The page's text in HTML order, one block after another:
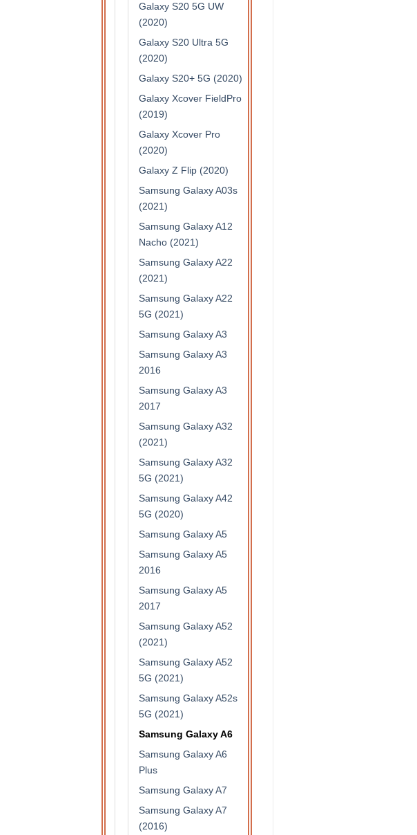
Galaxy S20 5G UW
(2020)
Galaxy S20 Ultra 5G
(2020)
Galaxy S20+ 5G (2020)
Galaxy Xcover FieldPro
(2019)
Galaxy Xcover Pro
(2020)
Galaxy Z Flip (2020)
Samsung Galaxy A03s
(2021)
Samsung Galaxy A12
Nacho (2021)
Samsung Galaxy A22
(2021)
Samsung Galaxy A22
5G (2021)
Samsung Galaxy A3
Samsung Galaxy A3
2016
Samsung Galaxy A3
2017
Samsung Galaxy A32
(2021)
Samsung Galaxy A32
5G (2021)
Samsung Galaxy A42
5G (2020)
Samsung Galaxy A5
Samsung Galaxy A5
2016
Samsung Galaxy A5
2017
Samsung Galaxy A52
(2021)
Samsung Galaxy A52
5G (2021)
Samsung Galaxy A52s
5G (2021)
Samsung Galaxy A6
Samsung Galaxy A6
Plus
Samsung Galaxy A7
Samsung Galaxy A7
(2016)